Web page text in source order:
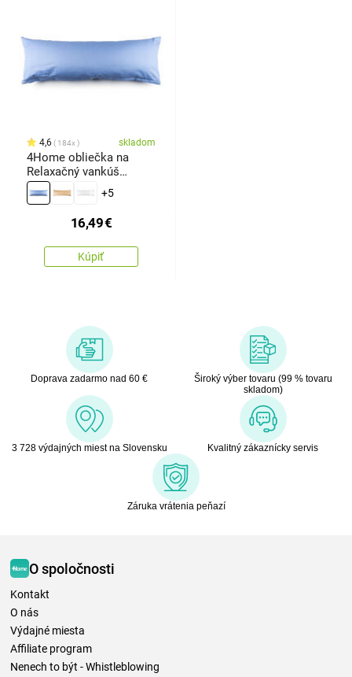
4,6 184x skladom
4Home obliečka na
Relaxačný vankúš
Náhradný manžel
modrá, 50 x 150 cm
+5
16,49€
Kúpiť
Doprava zadarmo nad 60 €
Široký výber tovaru (99 % tovaru
skladom)
3 728 výdajných miest na Slovensku Kvalitný zákaznícky servis
Záruka vrátenia peňazí
O spoločnosti
Kontakt
O nás
Výdajné miesta
Affiliate program
Nenech to být - Whistleblowing